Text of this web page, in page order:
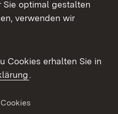
Sie optimal gestalten
verwenden wir
Cookies erhalten Sie in
.